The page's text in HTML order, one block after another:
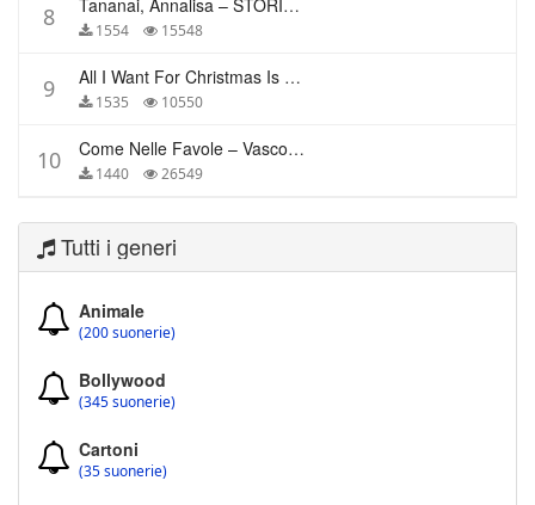
8 Tananai, Annalisa – STORIE BREVI
1554 15548
9 All I Want For Christmas Is You – Mariah Carey
1535 10550
10 Come Nelle Favole – Vasco Rossi
1440 26549
Tutti i generi
Animale
(200 suonerie)
Bollywood
(345 suonerie)
Cartoni
(35 suonerie)